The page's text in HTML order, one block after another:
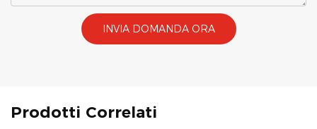
INVIA DOMANDA ORA
Prodotti Correlati